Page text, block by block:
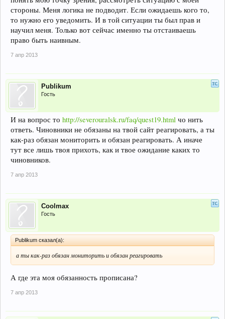
стороны. Меня логика не подводит. Если ожидаешь кого то,
то нужно его уведомить. И в той ситуации ты был прав и
научил меня. Только вот сейчас именно ты отстаиваешь
право быть наивным.
7 апр 2013
Publikum
Гость
И на вопрос то http://severouralsk.ru/faq/quest19.html чо нить
ответь. Чиновники не обязаны на твой сайт реагировать, а ты
как-раз обязан мониторить и обязан реагировать. А иначе
тут все лишь твоя прихоть, как и твое ожидание каких то
чиновников.
7 апр 2013
Coolmax
Гость
Publikum сказал(а):
а ты как-раз обязан мониторить и обязан реагировать
А где эта моя обязанность прописана?
7 апр 2013